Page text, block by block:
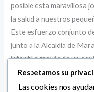
posible esta maravillosa
la salud a nuestros
Este esfuerzo conjunto
junto a la Alcaldía de
infantil a través de un
especialistas,
mantiene activos los
Respetamos su
Las cookies nos